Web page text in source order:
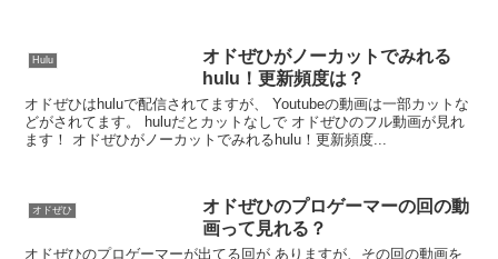
Hulu
オドぜひがノーカットでみれる
hulu！更新頻度は？
オドぜひはhuluで配信されてますが、 Youtubeの動画は一部カットな
どがされてます。 huluだとカットなしで オドぜひのフル動画が見れ
ます！ オドぜひがノーカットでみれるhulu！更新頻度...
オドぜひ
オドぜひのプロゲーマーの回の動
画って見れる？
オドぜひのプロゲーマーが出てる回が ありますが、その回の動画を